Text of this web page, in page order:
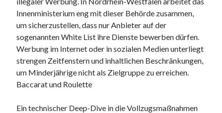
Innenministerium eng mit dieser Behörde zusammen,
um sicherzustellen, dass nur Anbieter auf der
sogenannten White List ihre Dienste bewerben dürfen.
Werbung im Internet oder in sozialen Medien unterliegt
strengen Zeitfenstern und inhaltlichen Beschränkungen,
um Minderjährige nicht als Zielgruppe zu erreichen.
Baccarat und Roulette
Ein technischer Deep-Dive in die Vollzugsmaßnahmen